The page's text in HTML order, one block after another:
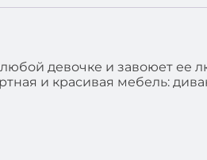
девочке и завоюет ее
и красивая мебель: